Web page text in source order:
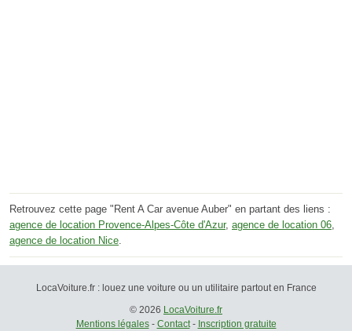
Retrouvez cette page "Rent A Car avenue Auber" en partant des liens :
agence de location Provence-Alpes-Côte d'Azur, agence de location 06,
agence de location Nice.
LocaVoiture.fr : louez une voiture ou un utilitaire partout en France
© 2026 LocaVoiture.fr
Mentions légales- Contact- Inscription gratuite